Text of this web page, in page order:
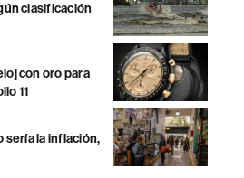
clasificación
con oro para
11
sería la inflación,